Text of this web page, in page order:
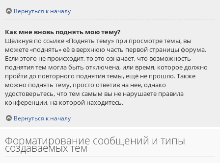
Вернуться к началу
Как мне вновь поднять мою тему?
Щёлкнув по ссылке «Поднять тему» при просмотре темы, вы
можете «поднять» её в верхнюю часть первой страницы форума.
Если этого не происходит, то это означает, что возможность
поднятия тем могла быть отключена, или время, которое должно
пройти до повторного поднятия темы, ещё не прошло. Также
можно поднять тему, просто ответив на неё, однако
удостоверьтесь, что тем самым вы не нарушаете правила
конференции, на которой находитесь.
Вернуться к началу
Форматирование сообщений и типы
создаваемых тем